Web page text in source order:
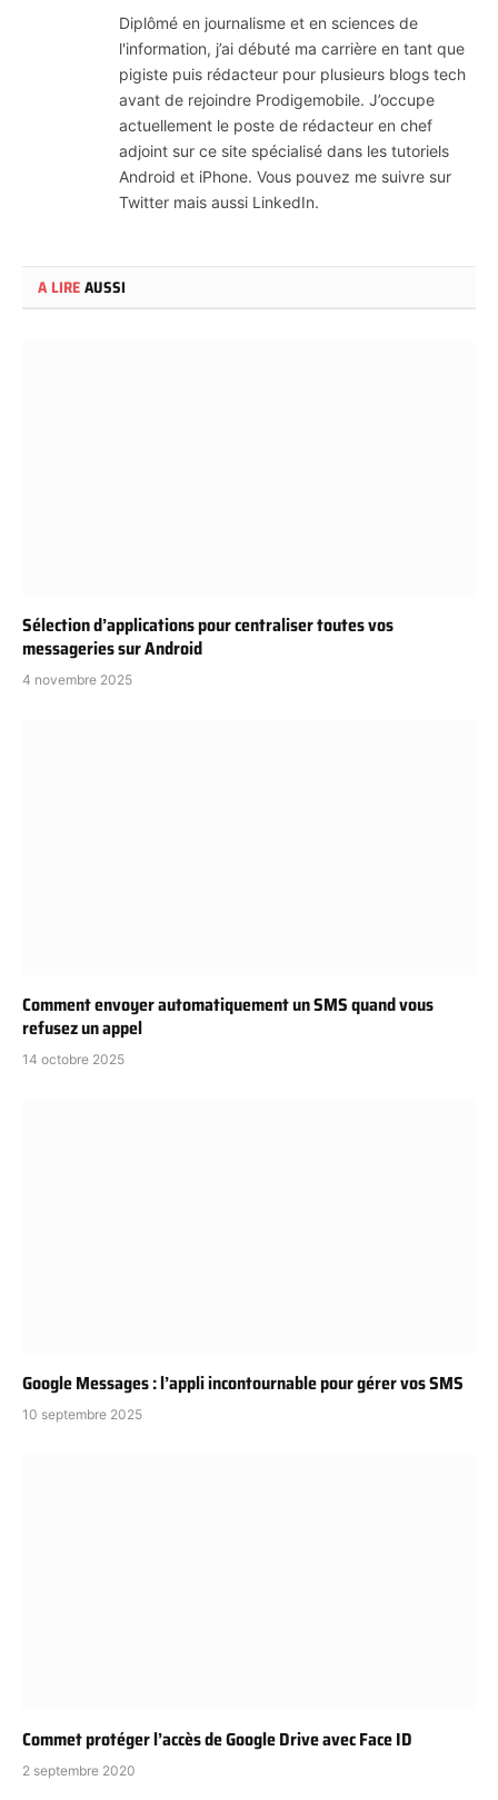
Diplômé en journalisme et en sciences de
l'information, j’ai débuté ma carrière en tant que
pigiste puis rédacteur pour plusieurs blogs tech
avant de rejoindre Prodigemobile. J’occupe
actuellement le poste de rédacteur en chef
adjoint sur ce site spécialisé dans les tutoriels
Android et iPhone. Vous pouvez me suivre sur
Twitter mais aussi LinkedIn.
A LIREAUSSI
Sélection d’applications pour centraliser toutes vos
messageries sur Android
4 novembre 2025
Comment envoyer automatiquement un SMS quand vous
refusez un appel
14 octobre 2025
Google Messages : l’appli incontournable pour gérer vos SMS
10 septembre 2025
Commet protéger l’accès de Google Drive avec Face ID
2 septembre 2020